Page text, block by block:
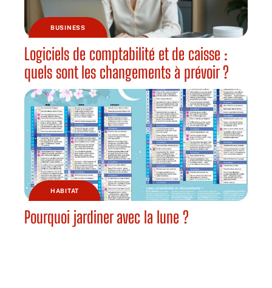
BUSINESS
Logiciels de comptabilité et de caisse :
quels sont les changements à prévoir ?
HABITAT
Pourquoi jardiner avec la lune ?